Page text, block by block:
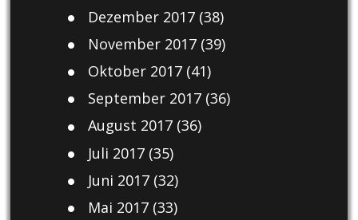
Dezember 2017(38)
November 2017(39)
Oktober 2017(41)
September 2017(36)
August 2017(36)
Juli 2017(35)
Juni 2017(32)
Mai 2017(33)